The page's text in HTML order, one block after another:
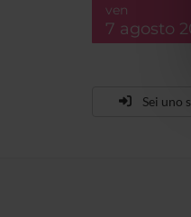
ven
7 agosto
Sei uno